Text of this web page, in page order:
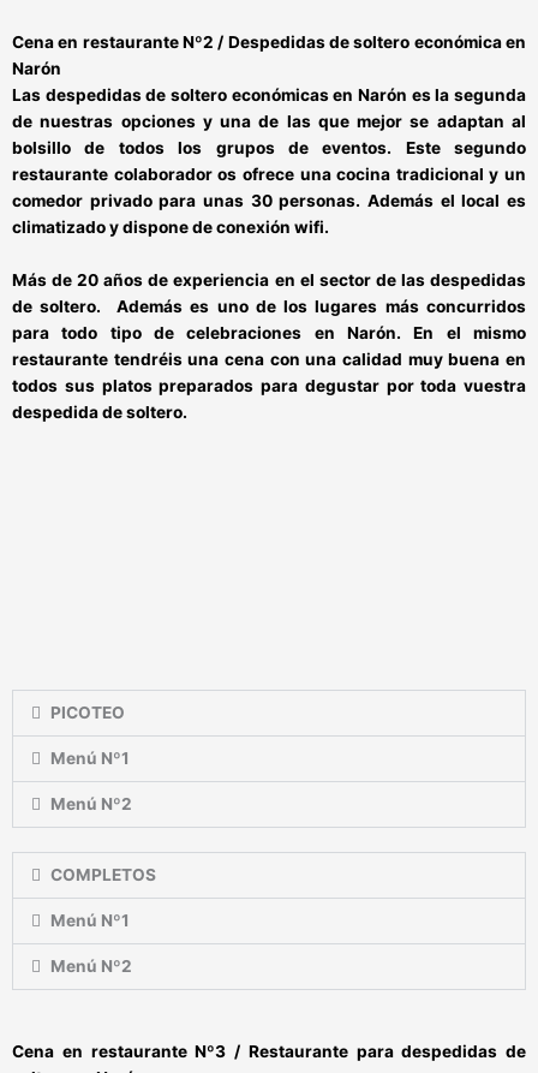
Cena en restaurante Nº2 / Despedidas de soltero económica en
Narón
Las despedidas de soltero económicas en Narón es la segunda
de nuestras opciones y una de las que mejor se adaptan al
bolsillo de todos los grupos de eventos. Este segundo
restaurante colaborador os ofrece una cocina tradicional y un
comedor privado para unas 30 personas. Además el local es
climatizado y dispone de conexión wifi.
Más de 20 años de experiencia en el sector de las despedidas
de soltero.
Además es uno de los lugares más concurridos
para todo tipo de celebraciones en Narón. En el mismo
restaurante tendréis una cena con una calidad muy buena en
todos sus platos preparados para degustar por toda vuestra
despedida de soltero.
PICOTEO
Menú Nº1
Menú Nº2
COMPLETOS
Menú Nº1
Menú Nº2
Cena en restaurante Nº3 / Restaurante para despedidas de